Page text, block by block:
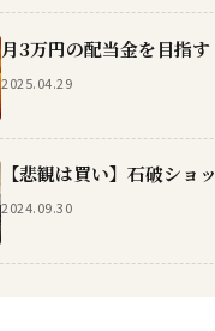
月3万円の配当金を目指
2025.04.29
【悲観は買い】石破ショ
2024.09.30